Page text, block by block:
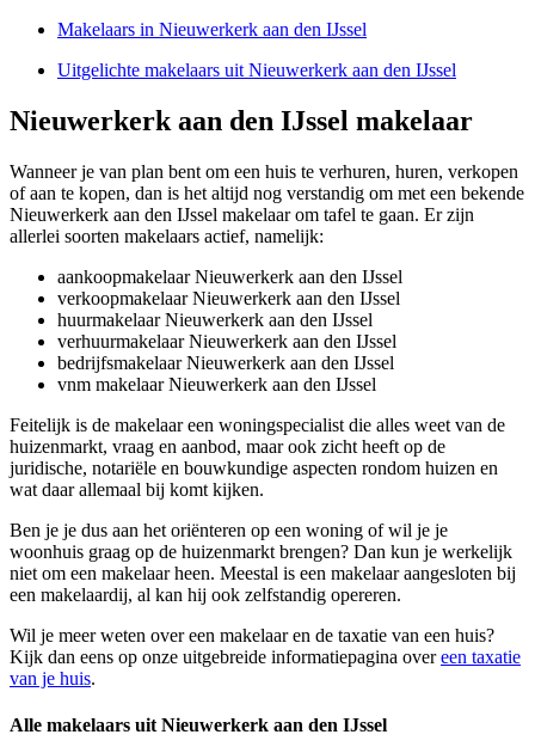
Makelaars in Nieuwerkerk aan den IJssel
Uitgelichte makelaars uit Nieuwerkerk aan den IJssel
Nieuwerkerk aan den IJssel makelaar
Wanneer je van plan bent om een huis te verhuren, huren, verkopen
of aan te kopen, dan is het altijd nog verstandig om met een bekende
Nieuwerkerk aan den IJssel makelaar om tafel te gaan. Er zijn
allerlei soorten makelaars actief, namelijk:
aankoopmakelaar Nieuwerkerk aan den IJssel
verkoopmakelaar Nieuwerkerk aan den IJssel
huurmakelaar Nieuwerkerk aan den IJssel
verhuurmakelaar Nieuwerkerk aan den IJssel
bedrijfsmakelaar Nieuwerkerk aan den IJssel
vnm makelaar Nieuwerkerk aan den IJssel
Feitelijk is de makelaar een woningspecialist die alles weet van de
huizenmarkt, vraag en aanbod, maar ook zicht heeft op de
juridische, notariële en bouwkundige aspecten rondom huizen en
wat daar allemaal bij komt kijken.
Ben je je dus aan het oriënteren op een woning of wil je je
woonhuis graag op de huizenmarkt brengen? Dan kun je werkelijk
niet om een makelaar heen. Meestal is een makelaar aangesloten bij
een makelaardij, al kan hij ook zelfstandig opereren.
Wil je meer weten over een makelaar en de taxatie van een huis?
Kijk dan eens op onze uitgebreide informatiepagina overeen taxatie
van je huis.
Alle makelaars uit Nieuwerkerk aan den IJssel